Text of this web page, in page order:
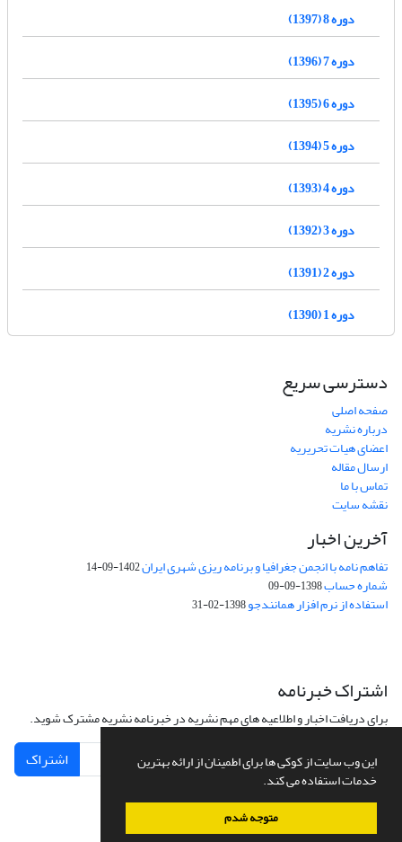
این وب سایت از کوکی ها برای اطمینان از ارائه بهترین
خدمات استفاده می کند.
متوجه شدم
دوره 8 (1397)
دوره 7 (1396)
دوره 6 (1395)
دوره 5 (1394)
دوره 4 (1393)
دوره 3 (1392)
دوره 2 (1391)
دوره 1 (1390)
دسترسی سریع
صفحه اصلی
درباره نشریه
اعضای هیات تحریریه
ارسال مقاله
تماس با ما
نقشه سایت
آخرین اخبار
تفاهم نامه با انجمن جغرافیا و برنامه ریزی شهری ایران1402-09-14
شماره حساب1398-09-09
استفاده از نرم افزار همانندجو1398-02-31
اشتراک خبرنامه
برای دریافت اخبار و اطلاعیه های مهم نشریه در خبرنامه نشریه مشترک شوید.
اشتراک
سامانه مدیریت نشریات علمی.طراحی و پیاده سازی ازسیناوب